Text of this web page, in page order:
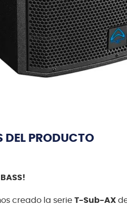
PRODUCTO
BASS!
creado la serie T-Sub-AX